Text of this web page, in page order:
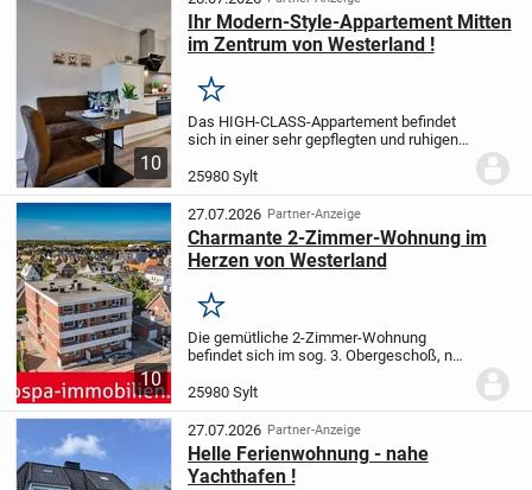
10
Ihr Modern-Style-Appartement Mitten
im Zentrum von Westerland !
Merken
Das HIGH-CLASS-Appartement befindet
sich in einer sehr gepflegten und ruhigen
Friedrichstraße.
Renovierungsarbeiten in der Wohnung
wurden im...
25980 Sylt
10
27.07.2026 Partner-Anzeige
Charmante 2-Zimmer-Wohnung im
Herzen von Westerland
Merken
Die gemütliche 2-Zimmer-Wohnung
befindet sich im sog. 3. Obergeschoß, nur
Kurzentrum, Fußgängerzone sowie
Einkaufsmöglichkeiten entfernt. Hier
wohnen Sie ruhig...
25980 Sylt
27.07.2026 Partner-Anzeige
Helle Ferienwohnung - nahe
Yachthafen !